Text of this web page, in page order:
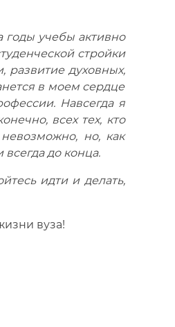
годы учебы активно
стройки
развитие духовных,
в моем сердце
Навсегда я
всех тех, кто
но, как
до конца.
идти и делать,
вуза!